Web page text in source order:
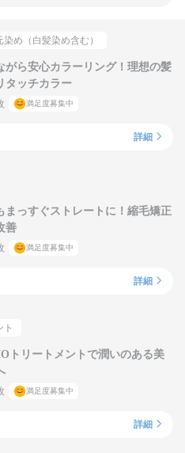
染め（白髪染め含む）
がら安心カラーリング！理想の髪
タッチカラー
満足度募集中
詳細
まっすぐストレートに！縮毛矯正
善
満足度募集中
詳細
ト
トリートメントで潤いのある美
満足度募集中
詳細